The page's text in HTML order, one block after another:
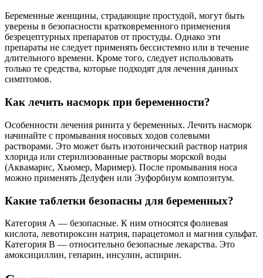
Беременные женщины, страдающие простудой, могут быть
уверены в безопасности кратковременного применения
безрецептурных препаратов от простуды. Однако эти
препараты не следует применять бессистемно или в течение
длительного времени. Кроме того, следует использовать
только те средства, которые подходят для лечения данных
симптомов.
Как лечить насморк при беременности?
Особенности лечения ринита у беременных. Лечить насморк
начинайте с промывания носовых ходов солевыми
растворами. Это может быть изотонический раствор натрия
хлорида или стерилизованные растворы морской воды
(Аквамарис, Хьюмер, Маример). После промывания носа
можно применять Делуфен или Эуфорбиум композитум.
Какие таблетки безопасны для беременных?
Категория А — безопасные. К ним относятся фолиевая
кислота, левотироксин натрия, парацетомол и магния сульфат.
Категория В — относительно безопасные лекарства. Это
амоксициллин, гепарин, инсулин, аспирин.